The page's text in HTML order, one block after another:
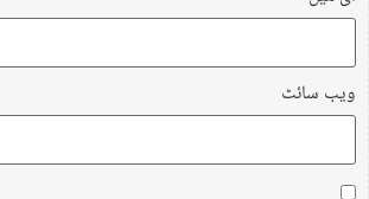
ویب‌ سائٹ